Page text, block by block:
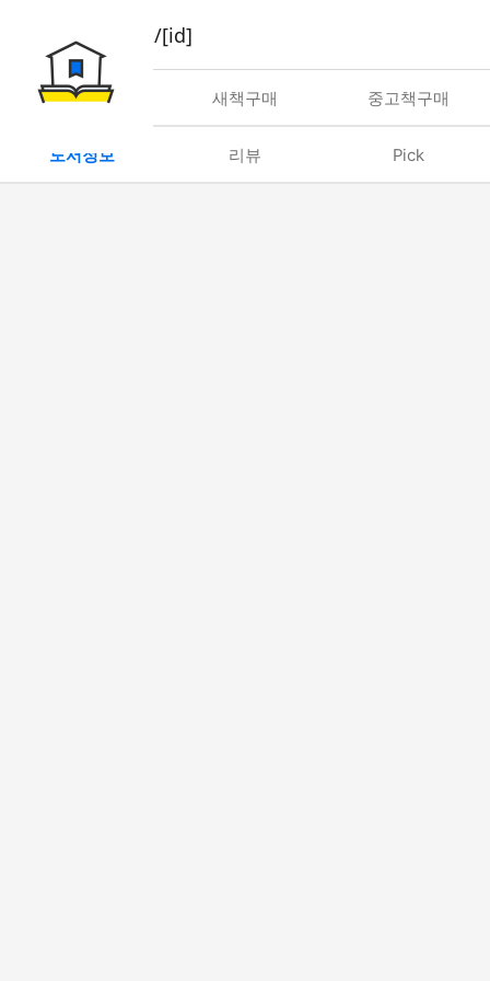
book/rent/[id]
대여 새책구매 중고책구매
도서정보 리뷰 Pick